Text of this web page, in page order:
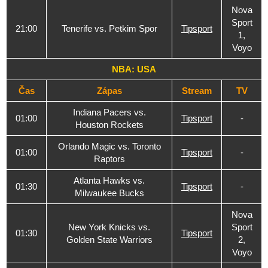
21:00 Tenerife vs. Petkim Spor Tipsport
Nova
Sport
1,
Voyo
NBA: USA
Čas Zápas Stream TV
01:00
Indiana Pacers vs.
Houston Rockets
Tipsport -
01:00
Orlando Magic vs. Toronto
Raptors
Tipsport -
01:30
Atlanta Hawks vs.
Milwaukee Bucks
Tipsport -
01:30
New York Knicks vs.
Golden State Warriors
Tipsport
Nova
Sport
2,
Voyo